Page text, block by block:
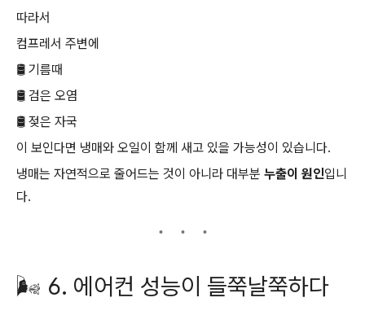
따라서
컴프레서 주변에
🛢 기름때
🛢 검은 오염
🛢 젖은 자국
이 보인다면 냉매와 오일이 함께 새고 있을 가능성이 있습니다.
냉매는 자연적으로 줄어드는 것이 아니라 대부분 누출이 원인입니
다.
🌬️ 6. 에어컨 성능이 들쭉날쭉하다